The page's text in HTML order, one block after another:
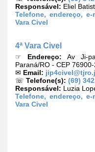
Responsável: Eliel
Telefone, endereço,
Vara Civel
4ª Vara Civel
☞ Endereço: Av Ji-
Paraná/RO - CEP 76900-
✉ Email:
☏ Telefone(s): (69)
Responsável: Luzia
Telefone, endereço,
Vara Civel